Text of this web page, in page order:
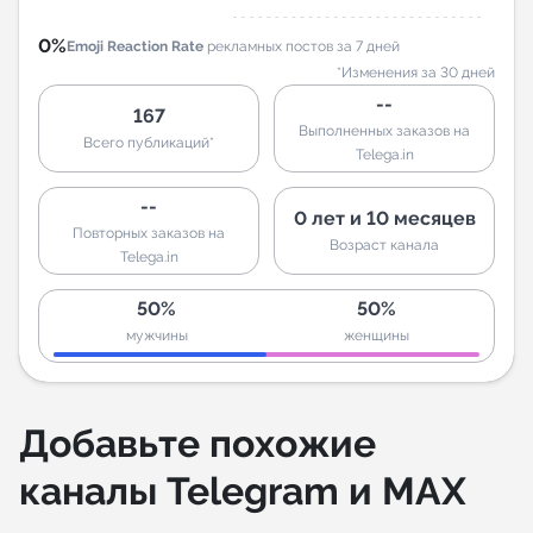
0%Emoji Reaction Rate рекламных постов за 7 дней
*Изменения за 30 дней
167
Всего публикаций*
--
Выполненных заказов на
Telega.in
--
Повторных заказов на
Telega.in
0 лет и 10 месяцев
Возраст канала
50%
мужчины
50%
женщины
Добавьте похожие
каналы Telegram и MAX